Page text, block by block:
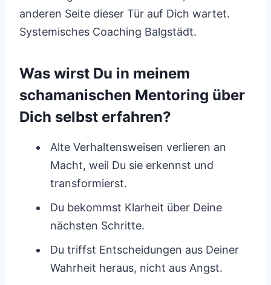
anderen Seite dieser Tür auf Dich wartet.
Systemisches Coaching Balgstädt.
Was wirst Du in meinem
schamanischen Mentoring über
Dich selbst erfahren?
Alte Verhaltensweisen verlieren an
Macht, weil Du sie erkennst und
transformierst.
Du bekommst Klarheit über Deine
nächsten Schritte.
Du triffst Entscheidungen aus Deiner
Wahrheit heraus, nicht aus Angst.